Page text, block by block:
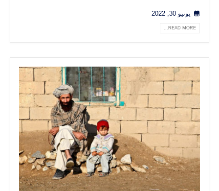
يونيو 30, 2022
READ MORE...